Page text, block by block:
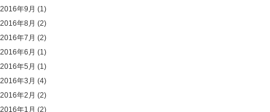
2016年9月 (1)
2016年8月 (2)
2016年7月 (2)
2016年6月 (1)
2016年5月 (1)
2016年3月 (4)
2016年2月 (2)
2016年1月 (2)